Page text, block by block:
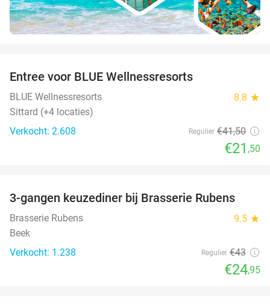
Entree voor BLUE Wellnessresorts
BLUE Wellnessresorts 8.8 star
Sittard (+4 locaties)
Verkocht: 2.608
Regulier €41,50
€21 ,50
42%
3-gangen keuzediner bij Brasserie Rubens
Brasserie Rubens 9.5 star
Beek
Verkocht: 1.238
Regulier €43
€24,95